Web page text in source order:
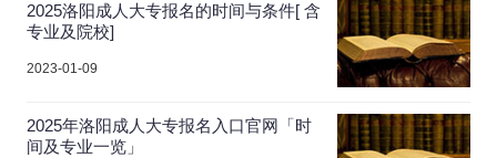
2025洛阳成人大专报名的时间与条件[ 含
专业及院校]
2023-01-09
2025年洛阳成人大专报名入口官网「时
间及专业一览」